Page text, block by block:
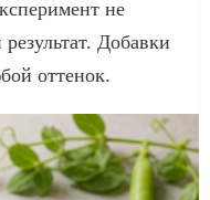
не
Добавки
оттенок.